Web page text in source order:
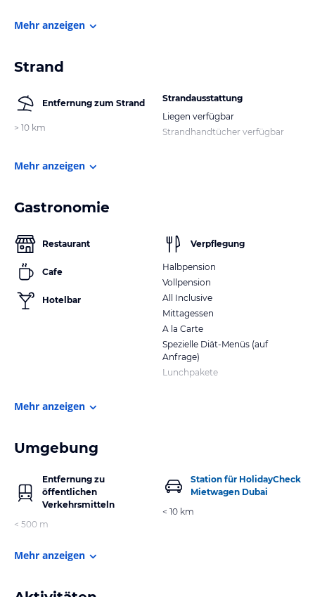
Mehr anzeigen
Strand
Entfernung zum Strand
> 10 km
Strandausstattung
Liegen verfügbar
Strandhandtücher verfügbar
Mehr anzeigen
Gastronomie
Restaurant
Cafe
Hotelbar
Verpflegung
Halbpension
Vollpension
All Inclusive
Mittagessen
A la Carte
Spezielle Diät-Menüs (auf
Anfrage)
Lunchpakete
Mehr anzeigen
Umgebung
Entfernung zu
öffentlichen
Verkehrsmitteln
< 500 m
Station für HolidayCheck
Mietwagen Dubai
< 10 km
Mehr anzeigen